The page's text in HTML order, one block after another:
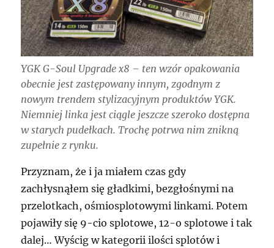
YGK G-Soul Upgrade x8 – ten wzór opakowania
obecnie jest zastępowany innym, zgodnym z
nowym trendem stylizacyjnym produktów YGK.
Niemniej linka jest ciągle jeszcze szeroko dostępna
w starych pudełkach. Trochę potrwa nim znikną
zupełnie z rynku.
Przyznam, że i ja miałem czas gdy
zachłysnąłem się gładkimi, bezgłośnymi na
przelotkach, ośmiosplotowymi linkami. Potem
pojawiły się 9-cio splotowe, 12-o splotowe i tak
dalej… Wyścig w kategorii ilości splotów i